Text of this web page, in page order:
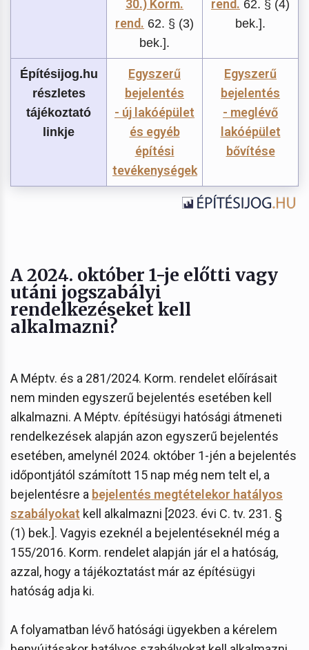
30.) Korm.
rend. 62. § (3)
bek.].
rend. 62. § (4)
bek.].
Építésijog.hu
részletes
tájékoztató
linkje
Egyszerű
bejelentés
- új lakóépület
és egyéb
építési
tevékenységek
Egyszerű
bejelentés
- meglévő
lakóépület
bővítése
A 2024. október 1-je előtti vagy
utáni jogszabályi
rendelkezéseket kell
alkalmazni?
A Méptv. és a 281/2024. Korm. rendelet előírásait
nem minden egyszerű bejelentés esetében kell
alkalmazni. A Méptv. építésügyi hatósági átmeneti
rendelkezések alapján azon egyszerű bejelentés
esetében, amelynél 2024. október 1-jén a bejelentés
időpontjától számított 15 nap még nem telt el, a
bejelentésre a bejelentés megtételekor hatályos
szabályokat kell alkalmazni [2023. évi C. tv. 231. §
(1) bek.]. Vagyis ezeknél a bejelentéseknél még a
155/2016. Korm. rendelet alapján jár el a hatóság,
azzal, hogy a tájékoztatást már az építésügyi
hatóság adja ki.
A folyamatban lévő hatósági ügyekben a kérelem